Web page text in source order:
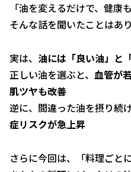
「油を変えるだけで、健康
そんな話を聞いたことはあ
実は、 油には「良い油」と
正しい油を選ぶと、 血管が
肌ツヤも改善
逆に、間違った油を摂り続
症リスクが急上昇
さらに今回は、「料理ごと